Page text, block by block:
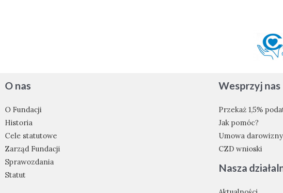
O nas
O Fundacji
Historia
Cele statutowe
Zarząd Fundacji
Sprawozdania
Statut
Wesprzyj nas
Przekaż 1,5%
Jak pomóc?
Umowa darowizny
CZD wnioski
Nasza